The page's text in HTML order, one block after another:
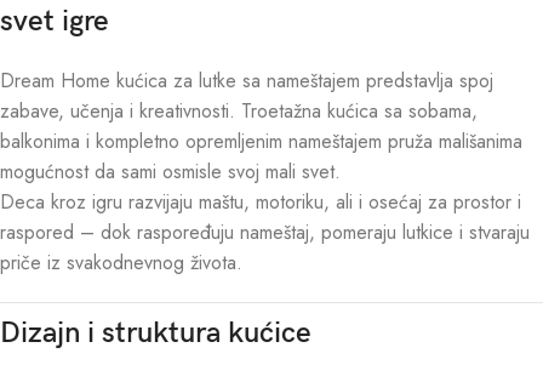
svet igre
Dream Home kućica za lutke sa nameštajem predstavlja spoj
zabave, učenja i kreativnosti. Troetažna kućica sa sobama,
balkonima i kompletno opremljenim nameštajem pruža mališanima
mogućnost da sami osmisle svoj mali svet.
Deca kroz igru razvijaju maštu, motoriku, ali i osećaj za prostor i
raspored – dok raspoređuju nameštaj, pomeraju lutkice i stvaraju
priče iz svakodnevnog života.
Dizajn i struktura kućice